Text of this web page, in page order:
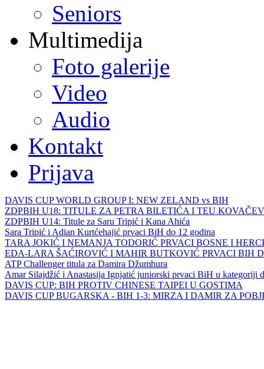
Seniors
Multimedija
Foto galerije
Video
Audio
Kontakt
Prijava
DAVIS CUP WORLD GROUP I: NEW ZELAND vs BIH
ZDPBIH U18: TITULE ZA PETRA BILETIĆA I TEU
ZDPBIH U14: Titule za Saru Tripić i Kana Ahića
Sara Tripić i Adian Kurtćehajić prvaci BiH do 12 godina
TARA JOKIĆ I NEMANJA TODORIĆ PRVACI BOSNE I
EDA-LARA ŠAĆIROVIĆ I MAHIR BUTKOVIĆ PRVACI BIH
ATP Challenger titula za Damira Džumhura
Amar Silajdžić i Anastasija Ignjatić juniorski prvaci BiH u kategoriji
DAVIS CUP: BIH PROTIV CHINESE TAIPEI U GOSTIMA
DAVIS CUP BUGARSKA - BIH 1-3: MIRZA I DAMIR ZA